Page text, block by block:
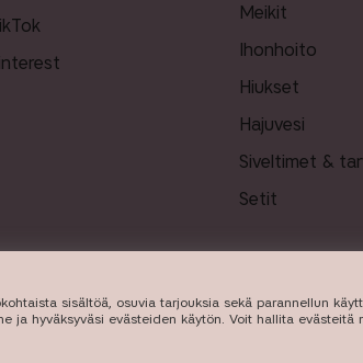
meikit
ihonhoito
hiukset
hajuvesi
siveltimet &
setit
sisältöä, osuvia tarjouksia sekä parannellun
ja hyväksyväsi evästeiden käytön. Voit hallita